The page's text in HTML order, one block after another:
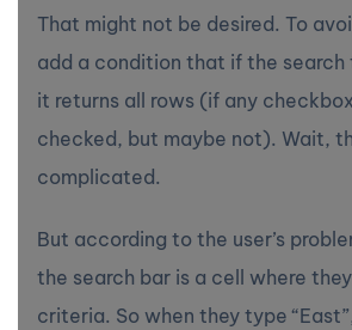
That might not be desired. To
add a condition that if the search
it returns all rows (if any
checked, but maybe not). Wait,
complicated.
But according to the user’s
the search bar is a cell where
criteria. So when they type